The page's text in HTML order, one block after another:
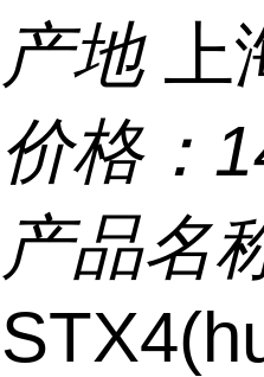
产地 上
价格：
产品名